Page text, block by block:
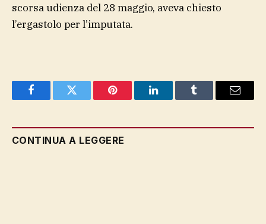
scorsa udienza del 28 maggio, aveva chiesto
l’ergastolo per l’imputata.
FacebookTwitter Pinterest LinkedInTumblr Email
CONTINUA A LEGGERE